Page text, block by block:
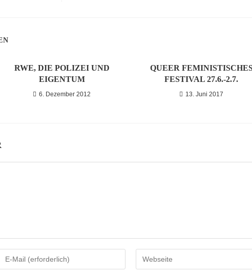
RWE, DIE POLIZEI UND
EIGENTUM
6. Dezember 2012
QUEER
FESTIVAL 27.6.-2.7.
13. Juni 2017
deine